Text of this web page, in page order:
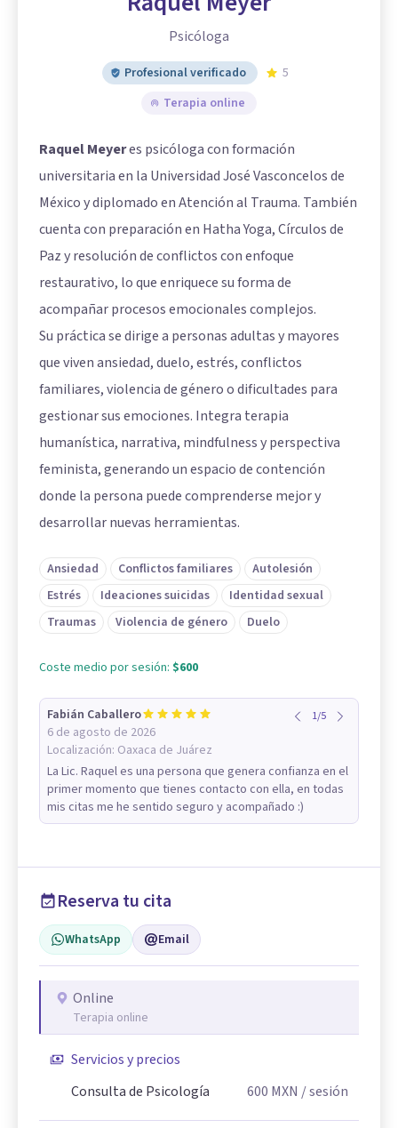
Psicóloga
Profesional verificado
5
Terapia online
Raquel Meyeres psicóloga con formación
universitaria en la Universidad José Vasconcelos de
México y diplomado en Atención al Trauma. También
cuenta con preparación en Hatha Yoga, Círculos de
Paz y resolución de conflictos con enfoque
restaurativo, lo que enriquece su forma de
acompañar procesos emocionales complejos.
Su práctica se dirige a personas adultas y mayores
que viven ansiedad, duelo, estrés, conflictos
familiares, violencia de género o dificultades para
gestionar sus emociones. Integra terapia
humanística, narrativa, mindfulness y perspectiva
feminista, generando un espacio de contención
donde la persona puede comprenderse mejor y
desarrollar nuevas herramientas.
Ansiedad Conflictos familiares
Autolesión
Estrés
Ideaciones suicidas
Identidad sexual
Traumas
Violencia de género Duelo
Coste medio por sesión: $600
Fabián Caballero
6 de agosto de 2026
Localización: Oaxaca de Juárez
1/5
La Lic. Raquel es una persona que genera confianza en el
primer momento que tienes contacto con ella, en todas
mis citas me he sentido seguro y acompañado :)
Reserva tu cita
WhatsApp Email
Online
Terapia online
Servicios y precios
Consulta de Psicología
600 MXN / sesión